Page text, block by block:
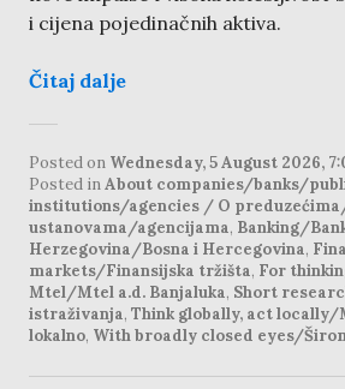
i cijena pojedinačnih aktiva.
Čitaj dalje
Posted on Wednesday, 5 August 2026,
Posted inAbout companies/banks/
institutions/agencies / O
ustanovama/agencijama, Banking/
Herzegovina/Bosna i Hercegovina,
markets/Finansijska tržišta, For
Mtel/Mtel a.d. Banjaluka, Short
istraživanja, Think globally, act locally/
lokalno, With broadly closed eyes/